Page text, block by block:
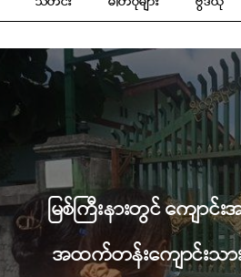
မြစ်ကြီးနားတွင် ကျော
အထက်တန်းကျောင်းသာ